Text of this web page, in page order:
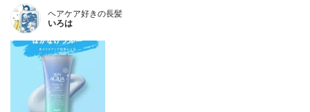
ヘアケア好きの長髪
いろは